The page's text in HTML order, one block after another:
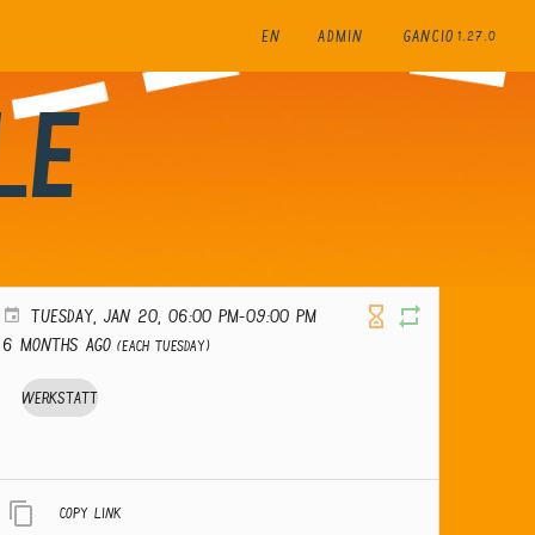
EN ADMIN GANCIO 1.27.0
TUESDAY, JAN 20, 06:00 PM-09:00 PM
6 months ago (Each Tuesday)
Werkstatt
Copy link